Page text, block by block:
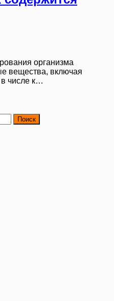
организма
вещества, включая
числе к…